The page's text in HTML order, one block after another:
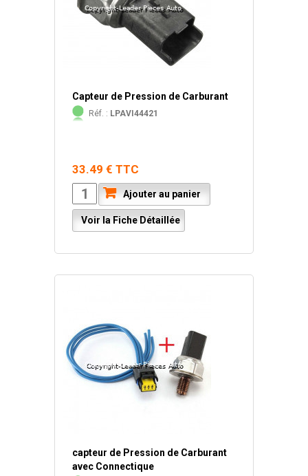
Capteur de Pression de Carburant
Réf. : LPAVI44421
33.49 € TTC
Ajouter au panier
Voir la Fiche Détaillée
capteur de Pression de Carburant
avec Connectique